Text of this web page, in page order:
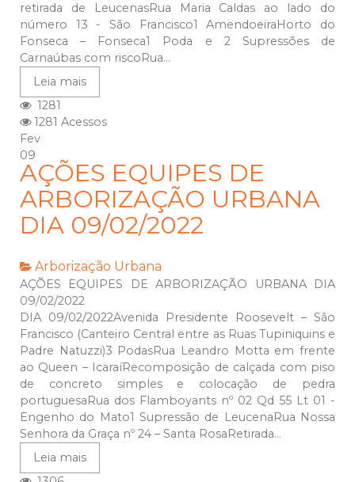
retirada de LeucenasRua Maria Caldas ao lado do
número 13 - São Francisco1 AmendoeiraHorto do
Fonseca – Fonseca1 Poda e 2 Supressões de
Carnaúbas com riscoRua...
Leia mais
1281
1281 Acessos
Fev
09
AÇÕES EQUIPES DE
ARBORIZAÇÃO URBANA
DIA 09/02/2022
Arborização Urbana
AÇÕES EQUIPES DE ARBORIZAÇÃO URBANA DIA
09/02/2022
DIA 09/02/2022Avenida Presidente Roosevelt – São
Francisco (Canteiro Central entre as Ruas Tupiniquins e
Padre Natuzzi)3 PodasRua Leandro Motta em frente
ao Queen – IcaraíRecomposição de calçada com piso
de concreto simples e colocação de pedra
portuguesaRua dos Flamboyants nº 02 Qd 55 Lt 01 -
Engenho do Mato1 Supressão de LeucenaRua Nossa
Senhora da Graça nº 24 – Santa RosaRetirada...
Leia mais